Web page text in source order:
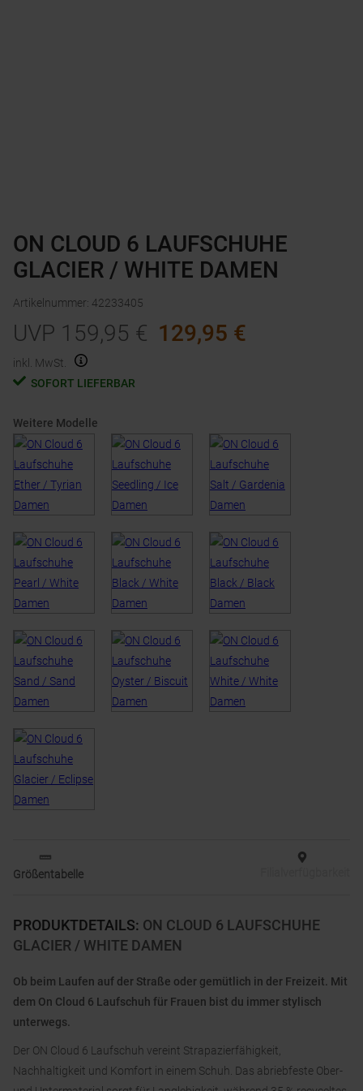
PRODUKTDETAILS: ON CLOUD 6 LAUFSCHUHE
GLACIER / WHITE DAMEN
Ob beim Laufen auf der Straße oder gemütlich in der Freizeit. Mit
dem On Cloud 6 Laufschuh für Frauen bist du immer stylisch
unterwegs.
Der ON Cloud 6 Laufschuh vereint Strapazierfähigkeit,
Nachhaltigkeit und Komfort in einem Schuh. Das abriebfeste Ober-
ON CLOUD 6 LAUFSCHUHE
GLACIER / WHITE DAMEN
Artikelnummer: 42233405
UVP 159,95 € 129,95 €
inkl. MwSt.
SOFORT LIEFERBAR
Weitere Modelle
Größentabelle